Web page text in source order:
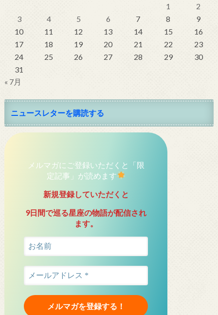
1
2
3
4 5 6 7 8
9
10
11 12 13 14 15
16
17
18 19 20 21 22
23
24
25 26 27 28 29
30
31
« 7月
ニュースレターを購読する
メルマガにご登録いただくと「限
定記事」が読めます
新規登録していただくと
9日間で巡る星座の物語が配信され
ます。